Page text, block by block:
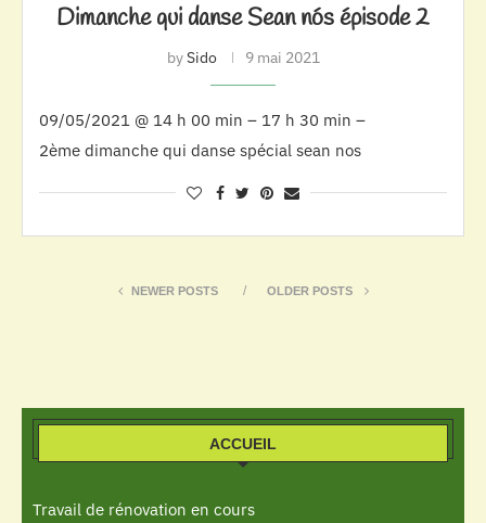
Dimanche qui danse Sean nós épisode 2
bySido 9 mai 2021
09/05/2021 @ 14 h 00 min – 17 h 30 min –
2ème dimanche qui danse spécial sean nos
NEWER POSTS OLDER POSTS
ACCUEIL
Travail de rénovation en cours